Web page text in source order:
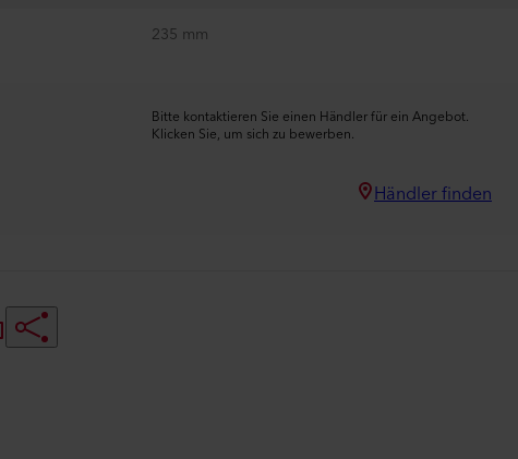
235 mm
Bitte kontaktieren Sie einen Händler für ein Angebot.
Klicken Sie, um sich zu bewerben.
Händler finden